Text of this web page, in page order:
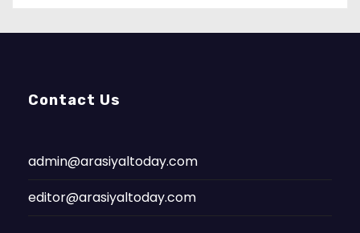
Contact Us
admin@arasiyaltoday.com
editor@arasiyaltoday.com